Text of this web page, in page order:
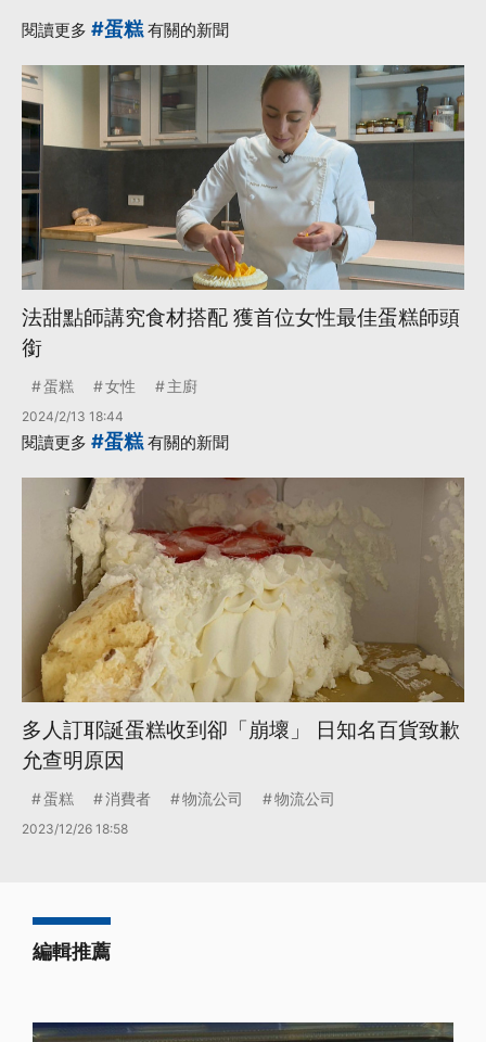
閱讀更多 #蛋糕有關的新聞
法甜點師講究食材搭配 獲首位女性最佳蛋糕師頭
銜
蛋糕 女性 主廚
2024/2/13 18:44
閱讀更多 #蛋糕有關的新聞
多人訂耶誕蛋糕收到卻「崩壞」 日知名百貨致歉
允查明原因
蛋糕 消費者 物流公司 物流公司
2023/12/26 18:58
編輯推薦